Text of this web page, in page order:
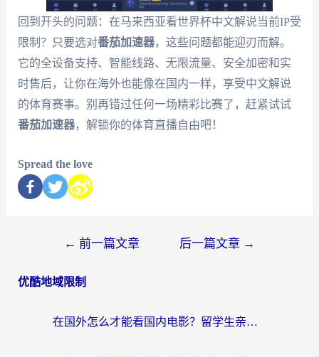
回到开头的问题：在马来西亚看世界杯中文解说当前IP受
限制？只要选对番茄加速器，这些问题都能迎刃而解。
它的全设备支持、智能线路、无限流量、安全加密和实
时售后，让你在海外也能像在国内一样，享受中文解说
的体育赛事。别再错过任何一场精彩比赛了，赶紧试试
番茄加速器，解锁你的体育直播自由吧！
Spread the love
← 前一篇文章 后一篇文章 →
优酷地域限制
在国外怎么才能看国内电影？留学生亲测有效的地域限制突破指南